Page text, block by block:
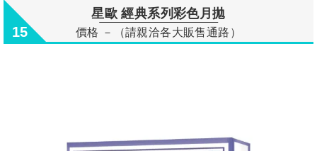
15
星歐 經典系列彩色月拋
價格 －（請親洽各大販售通路）